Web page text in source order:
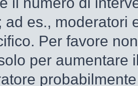
ad es., moderatori
Per favore
per aumentare